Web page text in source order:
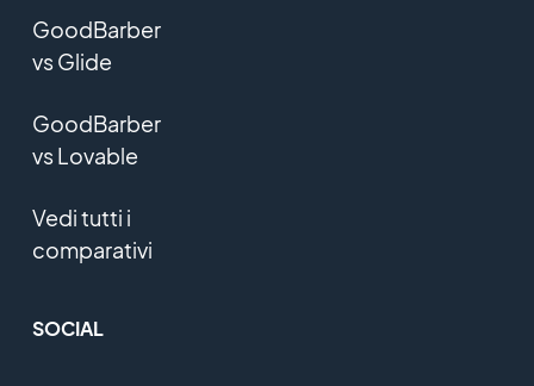
GoodBarber
vs Glide
GoodBarber
vs Lovable
Vedi tutti i
comparativi
SOCIAL